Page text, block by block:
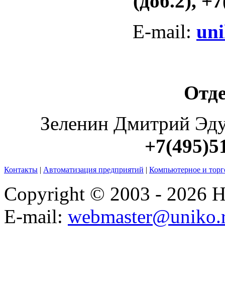
E-mail:
Зеленин Дмитрий
Контакты Автоматизация предприятий Компьютерное и
Copyright © 2003 - 2026
E-mail: